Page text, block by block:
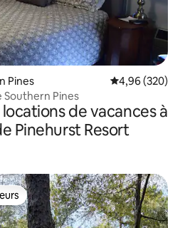
Pines Évaluation
4,96 (320)
Southern Pines
de vacances à
Pinehurst Resort
les plus appréciés